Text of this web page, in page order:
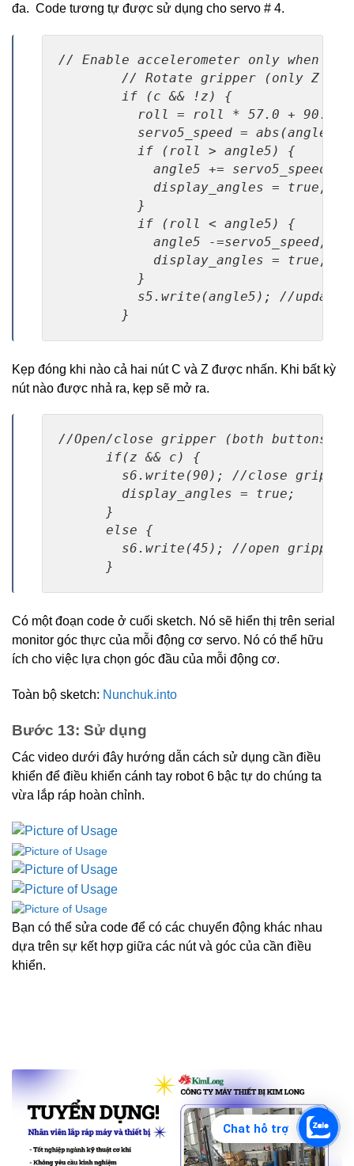
đa. Code tương tự được sử dụng cho servo # 4.
// Enable accelerometer only when
// Rotate gripper (only Z
        if (c && !z) {
roll = roll * 57.0 + 90.0;
servo5_speed = abs(angle5
          if (roll > angle5) {
            angle5 += servo5_speed;
            display_angles = true;
          }
          if (roll < angle5) {
            angle5 -=servo5_speed;
            display_angles = true;
          }
s5.write(angle5); //update
        }
Kẹp đóng khi nào cả hai nút C và Z được nhấn. Khi bất kỳ
nút nào được nhả ra, kẹp sẽ mở ra.
//Open/close gripper (both buttons
      if(z && c) {
        s6.write(90); //close gripper
        display_angles = true;
      }
      else {
        s6.write(45); //open gripper
      }
Có một đoạn code ở cuối sketch. Nó sẽ hiển thị trên serial
monitor góc thực của mỗi động cơ servo. Nó có thể hữu
ích cho việc lựa chọn góc đầu của mỗi động cơ.
Toàn bộ sketch: Nunchuk.into
Bước 13: Sử dụng
Các video dưới đây hướng dẫn cách sử dụng cần điều
khiển để điều khiển cánh tay robot 6 bậc tự do chúng ta
vừa lắp ráp hoàn chỉnh.
Bạn có thể sửa code để có các chuyển động khác nhau
dựa trên sự kết hợp giữa các nút và góc của cần điều
khiển.
Chat hỗ trợ